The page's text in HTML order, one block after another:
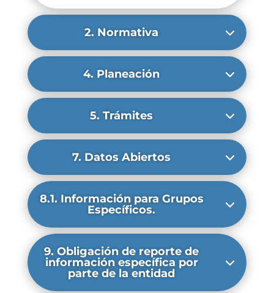
2. Normativa
4. Planeación
5. Trámites
7. Datos Abiertos
8.1. Información para Grupos
Específicos.
9. Obligación de reporte de
información específica por
parte de la entidad